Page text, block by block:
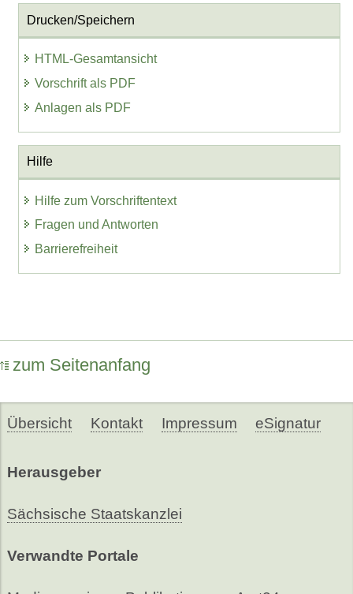
Drucken/Speichern
HTML-Gesamtansicht
Vorschrift als PDF
Anlagen als PDF
Hilfe
Hilfe zum Vorschriftentext
Fragen und Antworten
Barrierefreiheit
zum Seitenanfang
Übersicht Kontakt Impressum eSignatur
Herausgeber
Sächsische Staatskanzlei
Verwandte Portale